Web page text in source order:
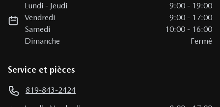
Lundi - Jeudi 9:00 - 19:00
Vendredi
9:00 - 17:00
Samedi
10:00 - 16:00
Dimanche
Fermé
Service et pièces
819-843-2424